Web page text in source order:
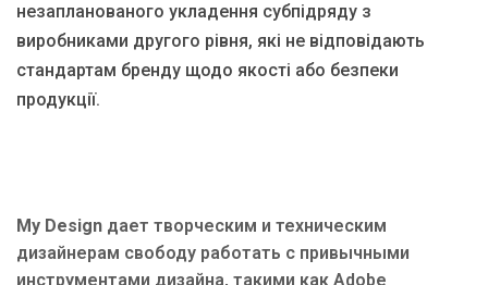
незапланованого укладення субпідряду з
виробниками другого рівня, які не відповідають
стандартам бренду щодо якості або безпеки
продукції.
My Design дает творческим и техническим
дизайнерам свободу работать с привычными
инструментами дизайна, такими как Adobe